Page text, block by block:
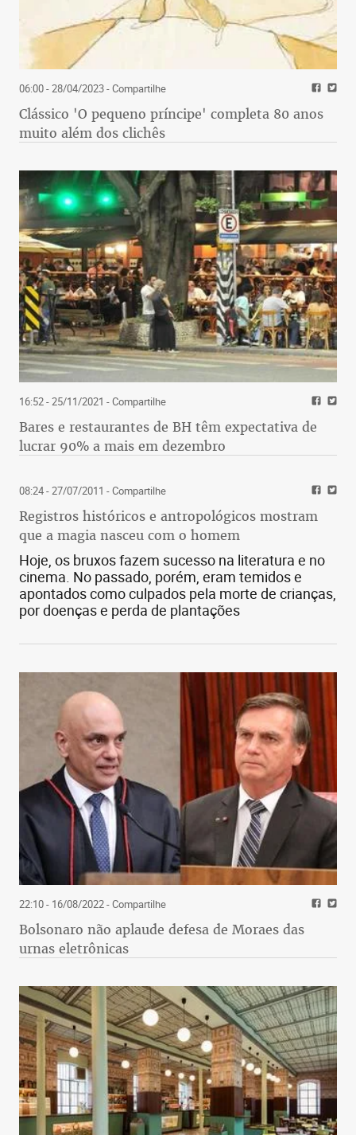
06:00 - 28/04/2023- Compartilhe
Clássico 'O pequeno príncipe' completa 80 anos
muito além dos clichês
16:52 - 25/11/2021 - Compartilhe
Bares e restaurantes de BH têm expectativa de
lucrar 90% a mais em dezembro
08:24 - 27/07/2011 - Compartilhe
Registros históricos e antropológicos mostram
que a magia nasceu com o homem
Hoje, os bruxos fazem sucesso na literatura e no
cinema. No passado, porém, eram temidos e
apontados como culpados pela morte de crianças,
por doenças e perda de plantações
22:10 - 16/08/2022- Compartilhe
Bolsonaro não aplaude defesa de Moraes das
urnas eletrônicas